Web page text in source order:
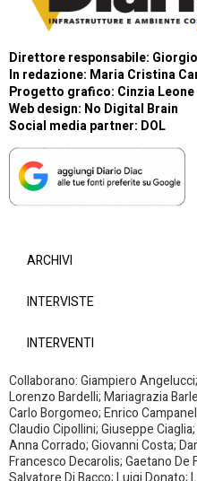
Direttore responsabile:
In redazione: Maria Cristina
Progetto grafico: Cinzia Leone
Web design: No Digital Brain
Social media partner: DOL
ARCHIVI
INTERVISTE
INTERVENTI
Collaborano: Giampiero
Lorenzo Bardelli; Mariagrazia
Carlo Borgomeo; Enrico
Claudio Cipollini; Giuseppe
Anna Corrado; Giovanni Costa;
Francesco Decarolis; Gaetano De